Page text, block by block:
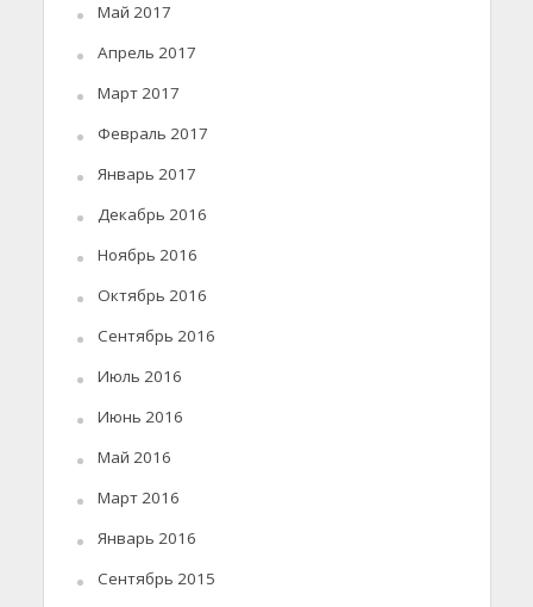
Май 2017
Апрель 2017
Март 2017
Февраль 2017
Январь 2017
Декабрь 2016
Ноябрь 2016
Октябрь 2016
Сентябрь 2016
Июль 2016
Июнь 2016
Май 2016
Март 2016
Январь 2016
Сентябрь 2015